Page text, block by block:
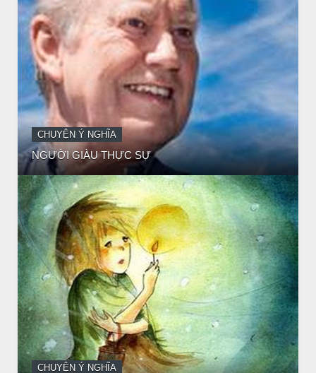
CHUYỆN Ý NGHĨA
CÔ BÉ BÁN DIÊM
CHUYỆN Ý NGHĨA
ĐÊM NOEL ĐẸP NHẤT TRONG ĐỜI